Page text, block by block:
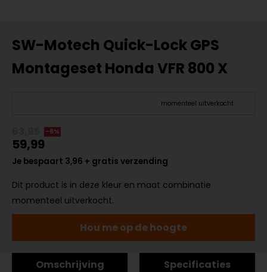
SW-Motech Quick-Lock GPS
Montageset Honda VFR 800 X
momenteel uitverkocht
-6%
59,99
Je bespaart 3,96 + gratis verzending
Dit product is in deze kleur en maat combinatie
momenteel uitverkocht.
Hou me op de hoogte
Omschrijving Specificaties